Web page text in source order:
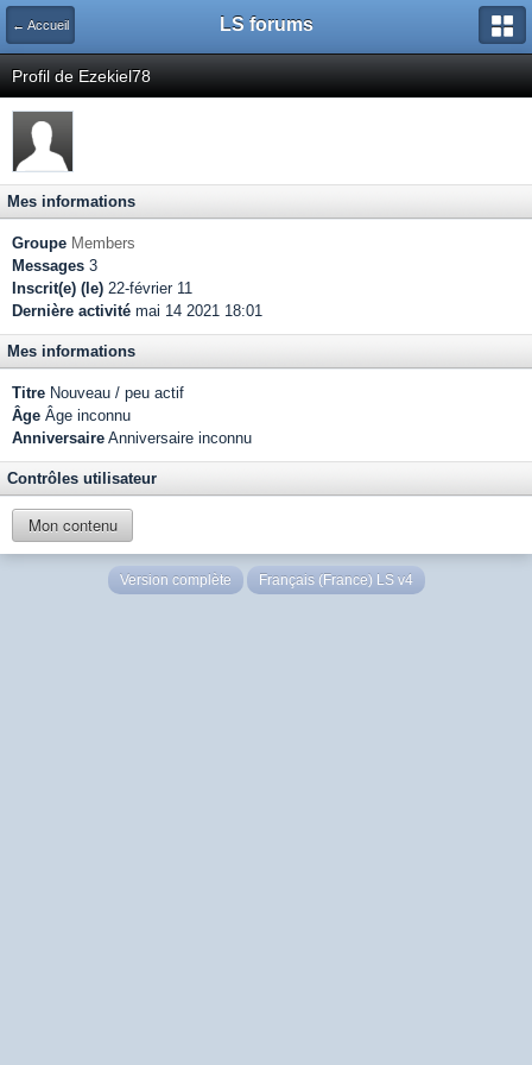
← Accueil LS forums
Profil de Ezekiel78
Mes informations
Groupe Members
Messages 3
Inscrit(e) (le) 22-février 11
Dernière activité mai 14 2021 18:01
Mes informations
Titre Nouveau / peu actif
Âge Âge inconnu
Anniversaire Anniversaire inconnu
Contrôles utilisateur
Mon contenu
Version complète Français (France) LS v4